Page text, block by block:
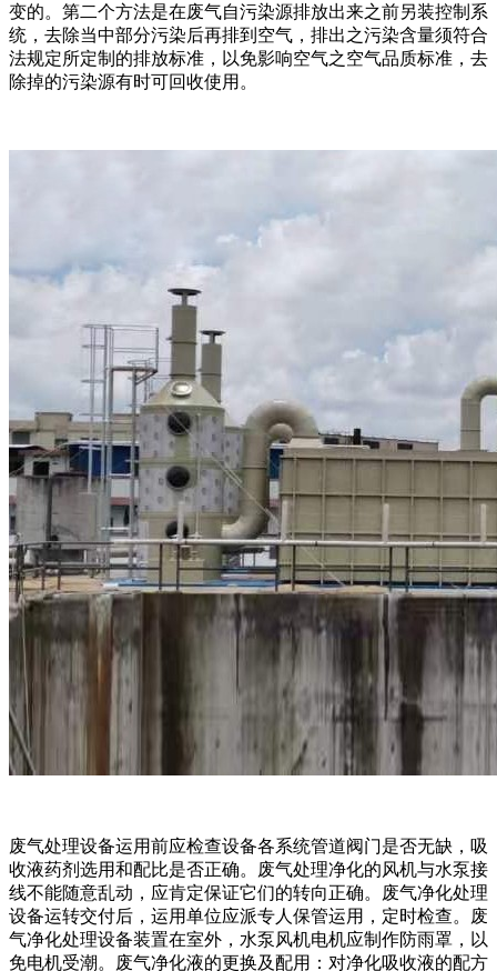
变的。第二个方法是在废气自污染源排放出来之前另装控制系
统，去除当中部分污染后再排到空气，排出之污染含量须符合
法规定所定制的排放标准，以免影响空气之空气品质标准，去
除掉的污染源有时可回收使用。
废气处理设备运用前应检查设备各系统管道阀门是否无缺，吸
收液药剂选用和配比是否正确。废气处理净化的风机与水泵接
线不能随意乱动，应肯定保证它们的转向正确。废气净化处理
设备运转交付后，运用单位应派专人保管运用，定时检查。废
气净化处理设备装置在室外，水泵风机电机应制作防雨罩，以
免电机受潮。废气净化液的更换及配用：对净化吸收液的配方